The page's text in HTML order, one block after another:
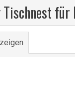
Tischnest